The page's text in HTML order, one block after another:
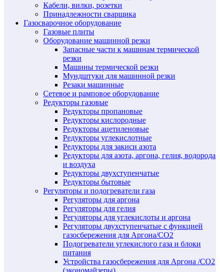
Кабели, вилки, розетки
Принадлежности сварщика
Газосварочное оборудование
Газовые плиты
Оборудование машинной резки
Запасные части к машинам термической
резки
Машины термической резки
Мундштуки для машинной резки
Резаки машинные
Сетевое и рамповое оборудование
Редукторы газовые
Редукторы пропановые
Редукторы кислородные
Редукторы ацетиленовые
Редукторы углекислотные
Редукторы для закиси азота
Редукторы для азота, аргона, гелия, водорода
и воздуха
Редукторы двухступенчатые
Редукторы бытовые
Регуляторы и подогреватели газа
Регуляторы для аргона
Регуляторы для гелия
Регуляторы для углекислоты и аргона
Регуляторы двухступенчатые c функцией
газосбережения для Аргона/СО2
Подогреватели углекислого газа и блоки
питания
Устройства газосбережения для Аргона /СО2
(экономайзеры)